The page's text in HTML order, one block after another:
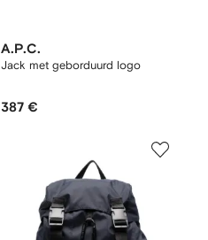
A.P.C.
Jack met geborduurd logo
387 €